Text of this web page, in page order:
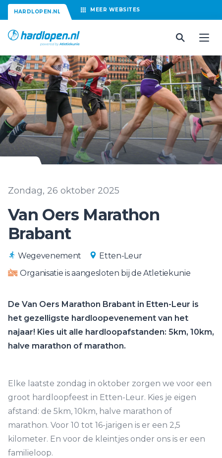
HARDLOPEN.NL MEER WEBSITES
Zondag, 26 oktober 2025
Van Oers Marathon
Brabant
Wegevenement
Etten-Leur
Organisatie is aangesloten bij de Atletiekunie
De Van Oers Marathon Brabant in Etten-Leur is
het gezelligste hardloopevenement van het
najaar! Kies uit alle hardloopafstanden: 5km, 10km,
halve marathon of marathon.
Elke laatste zondag in oktober zorgen we voor een
groot hardloopfeest in Etten-Leur. Kies je eigen
afstand: de 5km, 10km, halve marathon of
marathon. Voor 10 tot 16-jarigen is er een 2,5
kilometer. En voor de kleintjes onder ons is er een
familieloop.